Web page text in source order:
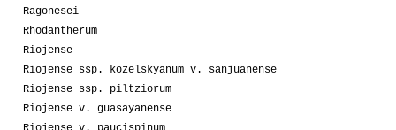
Ragonesei
Rhodantherum
Riojense
Riojense ssp. kozelskyanum v. sanjuanense
Riojense ssp. piltziorum
Riojense v. guasayanense